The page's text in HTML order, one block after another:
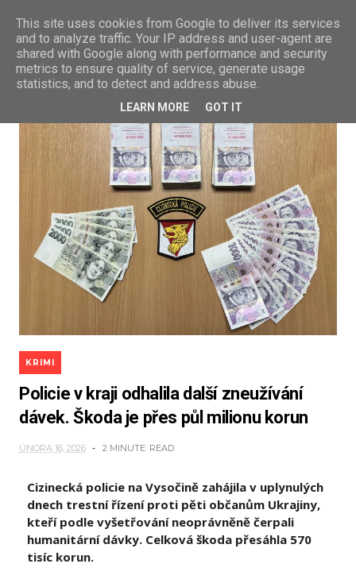
KRIMI
Policie v kraji odhalila další zneužívání
dávek. Škoda je přes půl milionu korun
ÚNORA 16, 2026 2 MINUTE READ
Cizinecká policie na Vysočině zahájila v uplynulých
dnech trestní řízení proti pěti občanům Ukrajiny,
kteří podle vyšetřování neoprávněně čerpali
humanitární dávky. Celková škoda přesáhla 570
tisíc korun.
This site uses cookies from Google to deliver its services
and to analyze traffic. Your IP address and user-agent are
shared with Google along with performance and security
metrics to ensure quality of service, generate usage
statistics, and to detect and address abuse.
LEARN MORE GOT IT